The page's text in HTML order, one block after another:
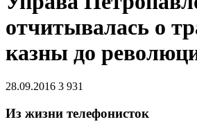
отчитывалась о
казны до
28.09.2016 3 931
Из жизни телефонисток